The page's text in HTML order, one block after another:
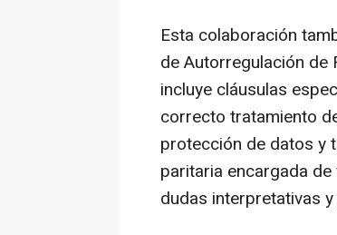
Esta colaboración
de Autorregulación de
incluye cláusulas
correcto tratamiento
protección de datos y
paritaria encargada
dudas interpretativas